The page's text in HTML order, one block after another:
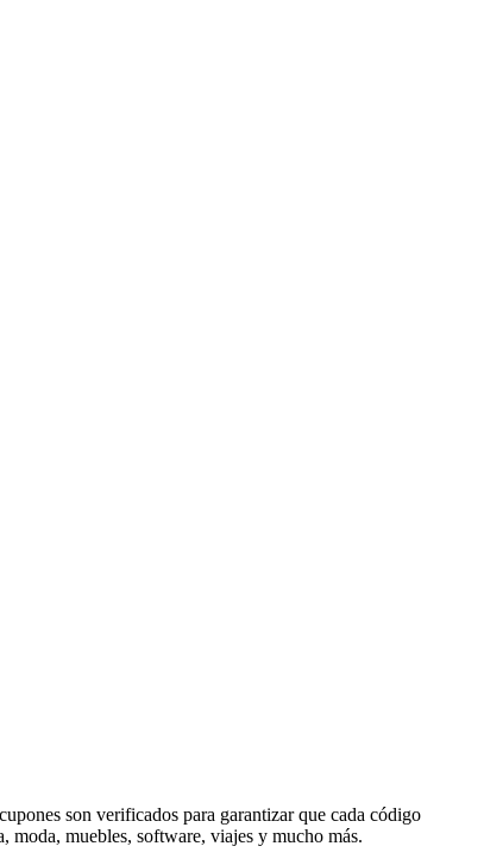
son verificados para garantizar que cada código
moda, muebles, software, viajes y mucho más.